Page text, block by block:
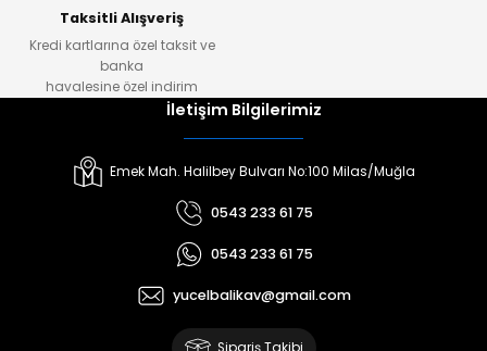
Taksitli Alışveriş
Kredi kartlarına özel taksit ve
banka
havalesine özel indirim
İletişim Bilgilerimiz
Emek Mah. Halilbey Bulvarı No:100 Milas/Muğla
0543 233 61 75
0543 233 61 75
yucelbalikav@gmail.com
Sipariş Takibi